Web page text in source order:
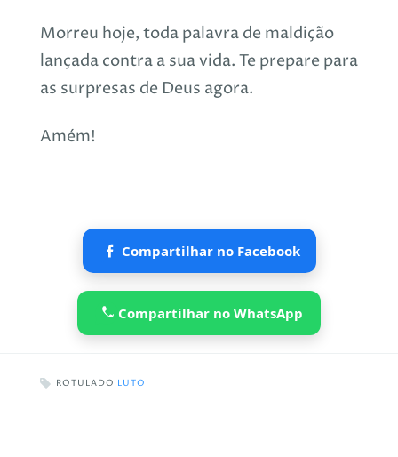
Morreu hoje, toda palavra de maldição
lançada contra a sua vida. Te prepare para
as surpresas de Deus agora.
Amém!
Compartilhar no Facebook
Compartilhar no WhatsApp
ROTULADO LUTO